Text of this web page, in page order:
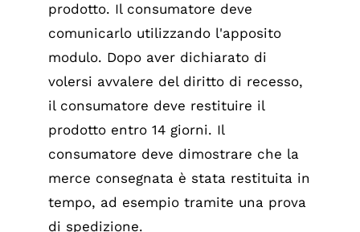
prodotto. Il consumatore deve
comunicarlo utilizzando l'apposito
modulo. Dopo aver dichiarato di
volersi avvalere del diritto di recesso,
il consumatore deve restituire il
prodotto entro 14 giorni. Il
consumatore deve dimostrare che la
merce consegnata è stata restituita in
tempo, ad esempio tramite una prova
di spedizione.